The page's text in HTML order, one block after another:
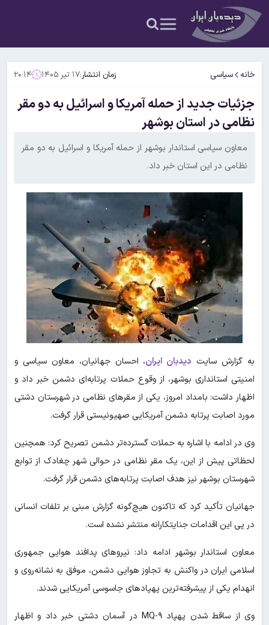
خانه سیاسی زمان انتشار:۱۷ تیر ۱۴۰۵ ۲۰:۱۴
جزئیات جدید از حمله آمریکا و اسرائیل به دو مقر
نظامی در استان بوشهر
معاون سیاسی استاندار بوشهر از حمله آمریکا و اسرائیل به دو مقر
نظامی در این استان خبر داد.
به گزارش سایت دیدبان ایران، احسان جهانیان، معاون سیاسی و
امنیتی استانداری بوشهر، از وقوع حملات پرتابه‌ای دشمن خبر داد و
اظهار داشت: بامداد امروز، یکی از مقرهای نظامی در شهرستان دشتی
مورد اصابت پرتابه دشمن آمریکایی صهیونیستی قرار گرفت.
وی در ادامه با اشاره به حملات گسترده‌تر دشمن تصریح کرد: همچنین
لحظاتی پیش از این، یک مقر نظامی در حوالی شهر چغادک از توابع
شهرستان بوشهر نیز هدف اصابت پرتابه‌های دشمن قرار گرفت.
جهانیان تأکید کرد که تاکنون هیچ‌گونه گزارش مبنی بر تلفات انسانی
در پی این اقدامات جنایتکارانه منتشر نشده است.
معاون استاندار بوشهر ادامه داد: نیروهای پدافند هوایی جمهوری
اسلامی ایران در واکنش به تجاوز هوایی دشمن، موفق به نشانه‌روی و
انهدام یکی از پیشرفته‌ترین پهپادهای جاسوسی آمریکایی شدند.
وی از ساقط شدن پهپاد MQ-۹ در آسمان دشتی خبر داد و اظهار